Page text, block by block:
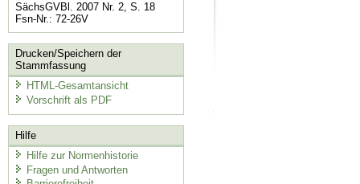
SächsGVBl. 2007 Nr. 2, S. 18
Fsn-Nr.: 72-26V
Drucken/Speichern der
Stammfassung
HTML-Gesamtansicht
Vorschrift als PDF
Hilfe
Hilfe zur Normenhistorie
Fragen und Antworten